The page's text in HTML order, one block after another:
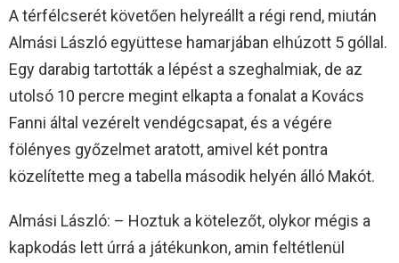
A térfélcserét követően helyreállt a régi rend, miután
Almási László együttese hamarjában elhúzott 5 góllal.
Egy darabig tartották a lépést a szeghalmiak, de az
utolsó 10 percre megint elkapta a fonalat a Kovács
Fanni által vezérelt vendégcsapat, és a végére
fölényes győzelmet aratott, amivel két pontra
közelítette meg a tabella második helyén álló Makót.
Almási László: – Hoztuk a kötelezőt, olykor mégis a
kapkodás lett úrrá a játékunkon, amin feltétlenül